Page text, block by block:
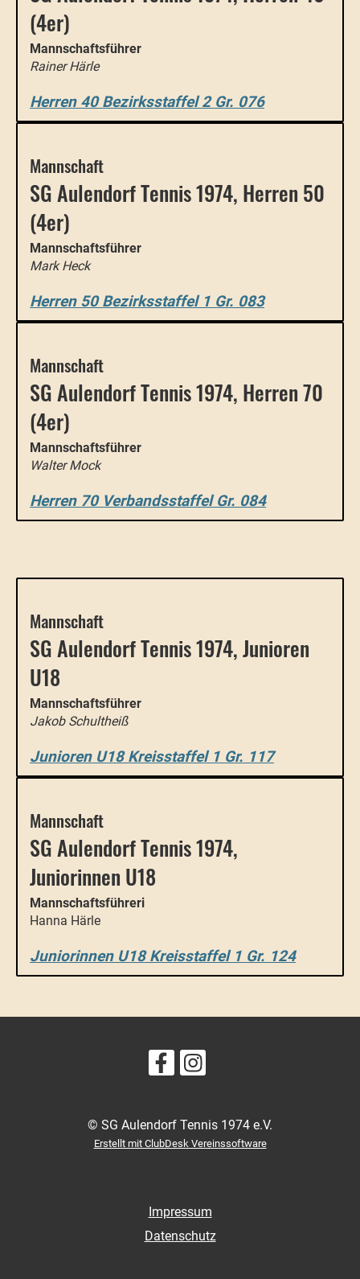
(4er)
Mannschaftsführer
Rainer Härle
Herren 40 Bezirksstaffel 2 Gr. 076
Mannschaft
SG Aulendorf Tennis 1974, Herren 50
(4er)
Mannschaftsführer
Mark Heck
Herren 50 Bezirksstaffel 1 Gr. 083
Mannschaft
SG Aulendorf Tennis 1974, Herren 70
(4er)
Mannschaftsführer
Walter Mock
Herren 70 Verbandsstaffel Gr. 084
Mannschaft
SG Aulendorf Tennis 1974, Junioren
U18
Mannschaftsführer
Jakob Schultheiß
Junioren U18 Kreisstaffel 1 Gr. 117
Mannschaft
SG Aulendorf Tennis 1974,
Juniorinnen U18
Mannschaftsführeri
Hanna Härle
Juniorinnen U18 Kreisstaffel 1 Gr. 124
© SG Aulendorf Tennis 1974 e.V.
Erstellt mit ClubDesk Vereinssoftware
Impressum
Datenschutz